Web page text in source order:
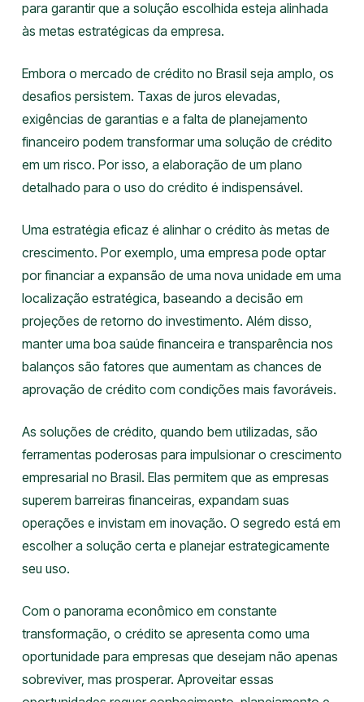
para garantir que a solução escolhida esteja alinhada
às metas estratégicas da empresa.
Embora o mercado de crédito no Brasil seja amplo, os
desafios persistem. Taxas de juros elevadas,
exigências de garantias e a falta de planejamento
financeiro podem transformar uma solução de crédito
em um risco. Por isso, a elaboração de um plano
detalhado para o uso do crédito é indispensável.
Uma estratégia eficaz é alinhar o crédito às metas de
crescimento. Por exemplo, uma empresa pode optar
por financiar a expansão de uma nova unidade em uma
localização estratégica, baseando a decisão em
projeções de retorno do investimento. Além disso,
manter uma boa saúde financeira e transparência nos
balanços são fatores que aumentam as chances de
aprovação de crédito com condições mais favoráveis.
As soluções de crédito, quando bem utilizadas, são
ferramentas poderosas para impulsionar o crescimento
empresarial no Brasil. Elas permitem que as empresas
superem barreiras financeiras, expandam suas
operações e invistam em inovação. O segredo está em
escolher a solução certa e planejar estrategicamente
seu uso.
Com o panorama econômico em constante
transformação, o crédito se apresenta como uma
oportunidade para empresas que desejam não apenas
sobreviver, mas prosperar. Aproveitar essas